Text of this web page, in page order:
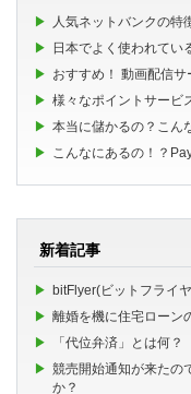
人気ネットバンクの特
日本でよく使われてい
おすすめ！ 動画配信サ
様々なポイントサービ
本当に儲かるの？こん
こんなにあるの！？
新着記事
bitFlyer(ビットフライ
離婚を機に住宅ローン
「代位弁済」とは何？
競売開始通知が来たの
か？